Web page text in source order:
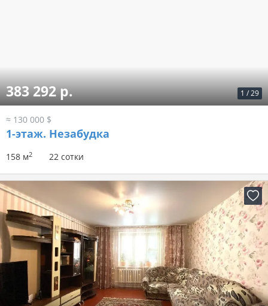
1 /29
383 292 р.
≈ 130 000 $
1-этаж. Незабудка
158 м2 22 сотки